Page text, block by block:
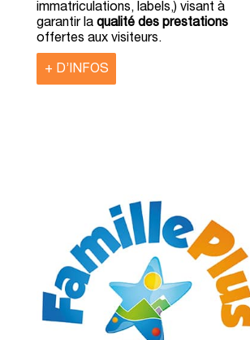
immatriculations, labels,) visant à
garantir laqualité des prestations
offertes aux visiteurs.
+ D’INFOS